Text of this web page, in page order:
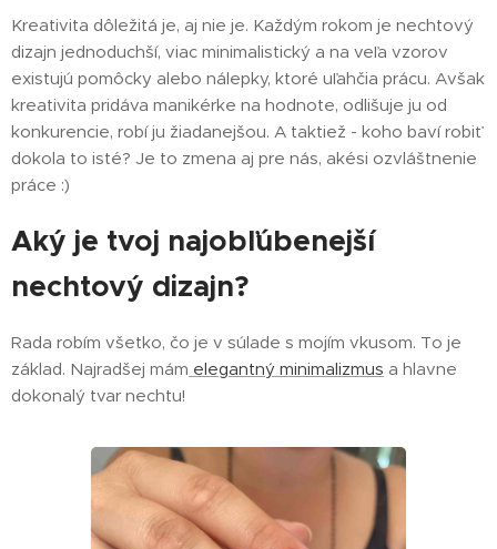
Kreativita dôležitá je, aj nie je. Každým rokom je nechtový
dizajn jednoduchší, viac minimalistický a na veľa vzorov
existujú pomôcky alebo nálepky, ktoré uľahčia prácu. Avšak
kreativita pridáva manikérke na hodnote, odlišuje ju od
konkurencie, robí ju žiadanejšou. A taktiež - koho baví robiť
dokola to isté? Je to zmena aj pre nás, akési ozvláštnenie
práce :)
Aký je tvoj najobľúbenejší
nechtový dizajn?
Rada robím všetko, čo je v súlade s mojím vkusom. To je
základ. Najradšej mám elegantný minimalizmus a hlavne
dokonalý tvar nechtu!